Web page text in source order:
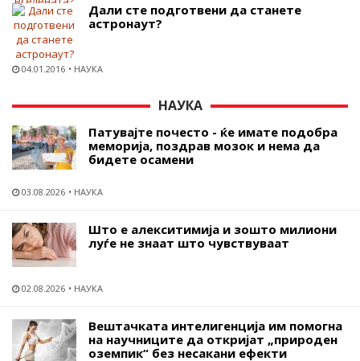
Дали сте подготвени да станете
астронаут?
04.01.2016 НАУКА
НАУКА
Патувајте почесто - ќе имате подобра
меморија, поздрав мозок и нема да
бидете осамени
03.08.2026 НАУКА
Што е алекситимија и зошто милиони
луѓе не знаат што чувствуваат
02.08.2026 НАУКА
Вештачката интелигенција им помогна
на научниците да откријат „природен
оземпик“ без несакани ефекти